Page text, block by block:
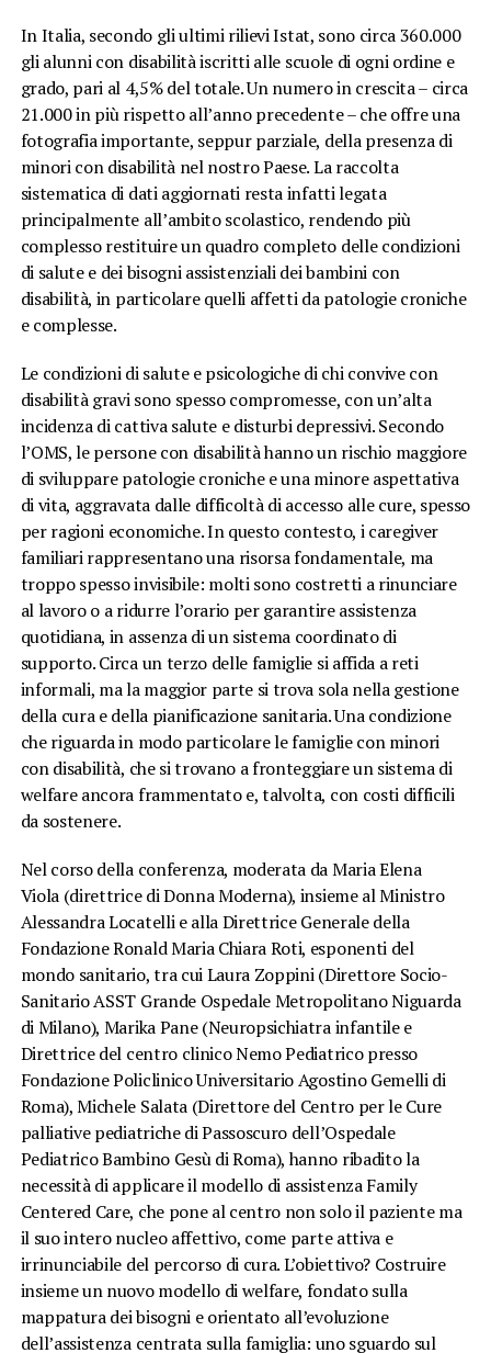
In Italia, secondo gli ultimi rilievi Istat, sono circa 360.000
gli alunni con disabilità iscritti alle scuole di ogni ordine e
grado, pari al 4,5% del totale. Un numero in crescita – circa
21.000 in più rispetto all’anno precedente – che offre una
fotografia importante, seppur parziale, della presenza di
minori con disabilità nel nostro Paese. La raccolta
sistematica di dati aggiornati resta infatti legata
principalmente all’ambito scolastico, rendendo più
complesso restituire un quadro completo delle condizioni
di salute e dei bisogni assistenziali dei bambini con
disabilità, in particolare quelli affetti da patologie croniche
e complesse.
Le condizioni di salute e psicologiche di chi convive con
disabilità gravi sono spesso compromesse, con un’alta
incidenza di cattiva salute e disturbi depressivi. Secondo
l’OMS, le persone con disabilità hanno un rischio maggiore
di sviluppare patologie croniche e una minore aspettativa
di vita, aggravata dalle difficoltà di accesso alle cure, spesso
per ragioni economiche. In questo contesto, i caregiver
familiari rappresentano una risorsa fondamentale, ma
troppo spesso invisibile: molti sono costretti a rinunciare
al lavoro o a ridurre l’orario per garantire assistenza
quotidiana, in assenza di un sistema coordinato di
supporto. Circa un terzo delle famiglie si affida a reti
informali, ma la maggior parte si trova sola nella gestione
della cura e della pianificazione sanitaria. Una condizione
che riguarda in modo particolare le famiglie con minori
con disabilità, che si trovano a fronteggiare un sistema di
welfare ancora frammentato e, talvolta, con costi difficili
da sostenere.
Nel corso della conferenza, moderata da Maria Elena
Viola (direttrice di Donna Moderna), insieme al Ministro
Alessandra Locatelli e alla Direttrice Generale della
Fondazione Ronald Maria Chiara Roti, esponenti del
mondo sanitario, tra cui Laura Zoppini (Direttore Socio-
Sanitario ASST Grande Ospedale Metropolitano Niguarda
di Milano), Marika Pane (Neuropsichiatra infantile e
Direttrice del centro clinico Nemo Pediatrico presso
Fondazione Policlinico Universitario Agostino Gemelli di
Roma), Michele Salata (Direttore del Centro per le Cure
palliative pediatriche di Passoscuro dell’Ospedale
Pediatrico Bambino Gesù di Roma), hanno ribadito la
necessità di applicare il modello di assistenza Family
Centered Care, che pone al centro non solo il paziente ma
il suo intero nucleo affettivo, come parte attiva e
irrinunciabile del percorso di cura. L’obiettivo? Costruire
insieme un nuovo modello di welfare, fondato sulla
mappatura dei bisogni e orientato all’evoluzione
dell’assistenza centrata sulla famiglia: uno sguardo sul